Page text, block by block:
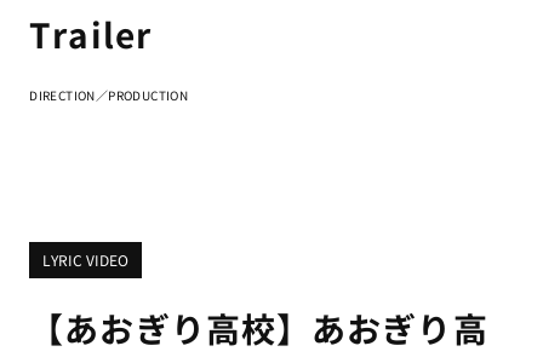
Trailer
DIRECTION／PRODUCTION
LYRIC VIDEO
【あおぎり高校】あおぎり高